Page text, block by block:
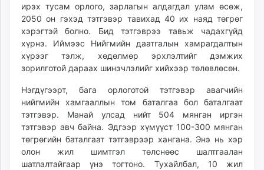
ирэх тусам орлого, зарлагын алдагдал улам өсөж,
2050 он гэхэд тэтгэвэр тавихад 40 их наяд төгрөг
хэрэгтэй болно. Бид тэтгэврээ тавьж чадахгүйд
хүрнэ. Иймээс Нийгмийн даатгалын хамрагдалтын
хүрээг тэлж, хөдөлмөр эрхлэлтийг дэмжих
зорилготой дараах шинэчлэлийг хийхээр төлөвлөсөн.
Нэгдүгээрт, бага орлоготой тэтгэвэр авагчийн
нийгмийн хамгааллын том баталгаа бол баталгаат
тэтгэвэр. Манай улсад нийт 504 мянган иргэн
тэтгэвэр авч байна. Эдгээр хүмүүст 100-300 мянган
төгрөгийн баталгаат тэтгэврээр хангана. Энэ нь хэр
олон жил шимтгэл төлснөөс шалтгаалан
шатлалтайгаар үнэ тогтоно. Тухайлбал, 10 жил